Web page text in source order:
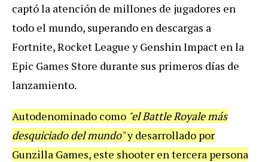
captó la atención de millones de jugadores en
todo el mundo, superando en descargas a
Fortnite, Rocket League y Genshin Impact en la
Epic Games Store durante sus primeros días de
lanzamiento.
Autodenominado como "el Battle Royale más
desquiciado del mundo"y desarrollado por
Gunzilla Games, este shooter en tercera persona